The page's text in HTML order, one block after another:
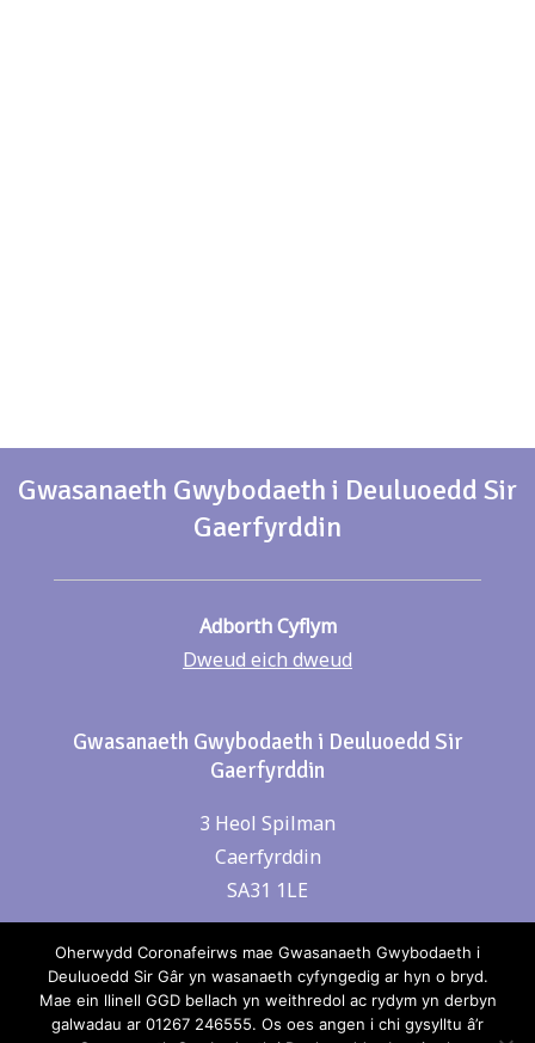
Gwasanaeth Gwybodaeth i Deuluoedd Sir
Gaerfyrddin
Adborth Cyflym
Dweud eich dweud
Gwasanaeth Gwybodaeth i Deuluoedd Sir
Gaerfyrddin
3 Heol Spilman
Caerfyrddin
SA31 1LE
Cysylltwch â ni
Rhif Ffon: 01267 246555
Oherwydd Coronafeirws mae Gwasanaeth Gwybodaeth i
Deuluoedd Sir Gâr yn wasanaeth cyfyngedig ar hyn o bryd.
Mae ein llinell GGD bellach yn weithredol ac rydym yn derbyn
galwadau ar 01267 246555. Os oes angen i chi gysylltu â’r